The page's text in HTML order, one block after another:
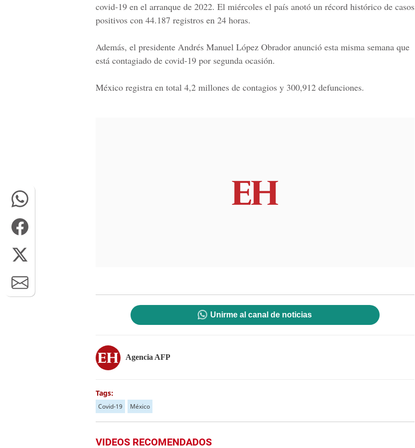
covid-19 en el arranque de 2022. El miércoles el país anotó un récord histórico de casos
positivos con 44.187 registros en 24 horas.
Además, el presidente Andrés Manuel López Obrador anunció esta misma semana que
está contagiado de covid-19 por segunda ocasión.
México registra en total 4,2 millones de contagios y 300,912 defunciones.
Unirme al canal de noticias
Agencia AFP
Tags:
Covid-19 México
VIDEOS RECOMENDADOS